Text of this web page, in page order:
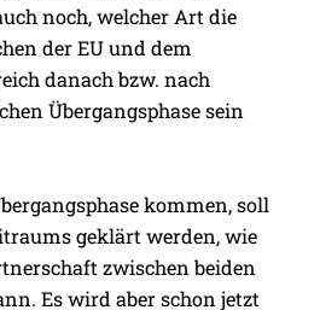
noch, welcher Art die
der EU und dem
danach bzw. nach
Übergangsphase sein
kommen, soll
geklärt werden, wie
zwischen beiden
Es wird aber schon jetzt